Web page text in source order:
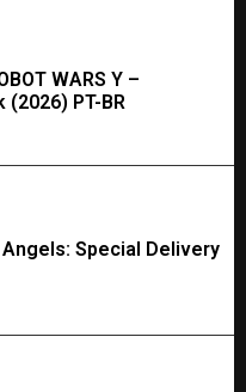
WARS Y –
(2026) PT-BR
Special Delivery